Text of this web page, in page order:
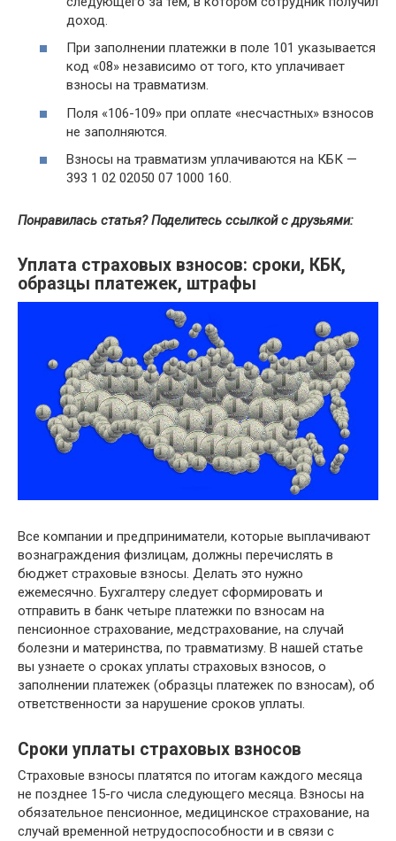
доход.
При заполнении платежки в поле 101 указывается
код «08» независимо от того, кто уплачивает
взносы на травматизм.
Поля «106-109» при оплате «несчастных» взносов
не заполняются.
Взносы на травматизм уплачиваются на КБК —
393 1 02 02050 07 1000 160.
Понравилась статья? Поделитесь ссылкой с друзьями:
Уплата страховых взносов: сроки, КБК,
образцы платежек, штрафы
Все компании и предприниматели, которые выплачивают
вознаграждения физлицам, должны перечислять в
бюджет страховые взносы. Делать это нужно
ежемесячно. Бухгалтеру следует сформировать и
отправить в банк четыре платежки по взносам на
пенсионное страхование, медстрахование, на случай
болезни и материнства, по травматизму. В нашей статье
вы узнаете о сроках уплаты страховых взносов, о
заполнении платежек (образцы платежек по взносам), об
ответственности за нарушение сроков уплаты.
Сроки уплаты страховых взносов
Страховые взносы платятся по итогам каждого месяца
не позднее 15-го числа следующего месяца. Взносы на
обязательное пенсионное, медицинское страхование, на
случай временной нетрудоспособности и в связи с